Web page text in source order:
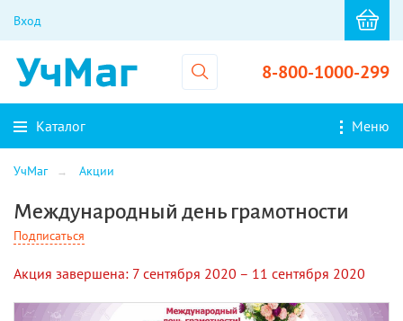
Вход
8-800-1000-299
Каталог Меню
УчМаг Акции
Международный день грамотности
Подписаться
Акция завершена: 7 сентября 2020 – 11 сентября 2020